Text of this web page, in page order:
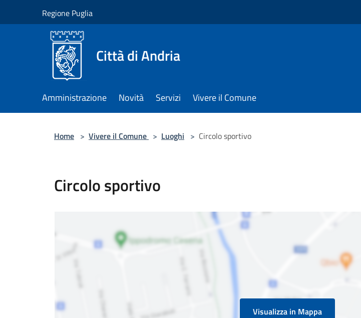
Regione Puglia
Città di Andria
Amministrazione Novità Servizi Vivere il Comune
Home > Vivere il Comune > Luoghi > Circolo sportivo
Circolo sportivo
Visualizza in Mappa